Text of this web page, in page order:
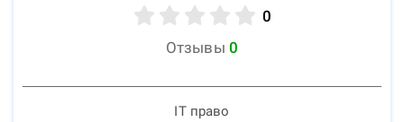
0
Отзывы 0
IT право